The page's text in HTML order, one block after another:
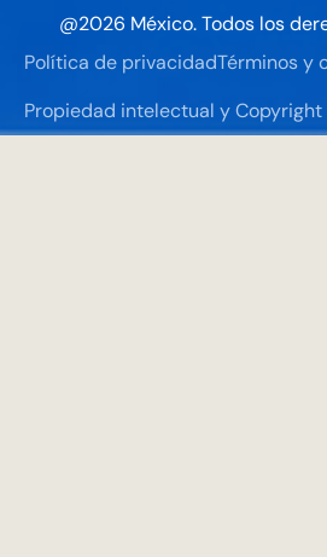
@2026 México. Todos los
Política de privacidadTérminos y
Propiedad intelectual y Copyright